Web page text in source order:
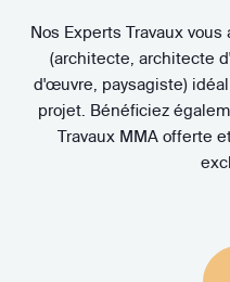
Nos Experts Travaux
(architecte, architecte
d'œuvre, paysagiste)
projet. Bénéficiez
Travaux MMA offerte